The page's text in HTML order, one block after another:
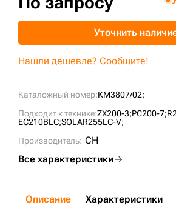
Каталожный номер:KM3807/02;
Подходит к технике:ZX200-3;PC200-7;
EC210BLC;SOLAR255LC-V;
Производитель: CH
Все характеристики
Уточнить
Нашли дешевле? Сообщите!
Описание Характеристики